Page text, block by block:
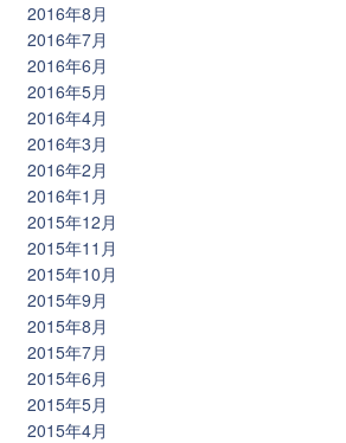
2016年8月
2016年7月
2016年6月
2016年5月
2016年4月
2016年3月
2016年2月
2016年1月
2015年12月
2015年11月
2015年10月
2015年9月
2015年8月
2015年7月
2015年6月
2015年5月
2015年4月